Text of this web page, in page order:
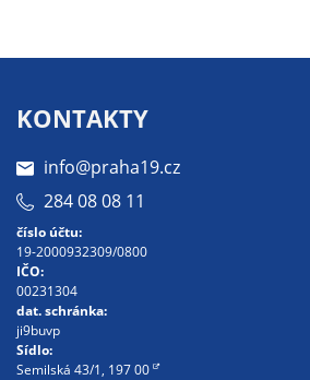
KONTAKTY
info@praha19.cz
284 08 08 11
číslo účtu:
19-2000932309/0800
IČO:
00231304
dat. schránka:
ji9buvp
Sídlo:
Semilská 43/1, 197 00